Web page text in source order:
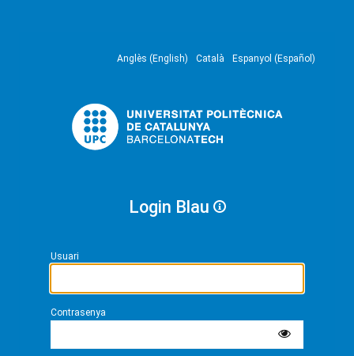
Anglès (English) Català Espanyol (Español)
Login Blau
Usuari
Contrasenya